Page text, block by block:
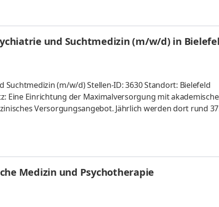
für Psychiatrie und Psychotherapie oder eine/n
Aufgaben Du bist verantwortlich für die
führst Erstgespräche, leitest Diagnostik
und Suchtmedizin (m/w/d) in
(m/w/d) Stellen-ID: 3630 Standort: Bielefeld
Eine Einrichtung der Maximalversorgung mit
Versorgungsangebot. Jährlich werden dort rund
behandelt. Im Rahmen eines ganzheitlichen Konzeptes
das interdisziplinäre Team eng mit anderen
individueller, nachhaltiger Therapiepläne. Die
Medizin und Psychotherapie